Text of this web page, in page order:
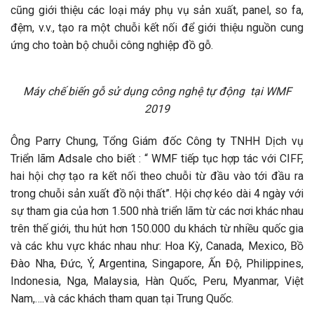
cũng giới thiệu các loại máy phụ vụ sản xuất, panel, so fa,
đệm, v.v., tạo ra một chuỗi kết nối để giới thiệu nguồn cung
ứng cho toàn bộ chuỗi công nghiệp đồ gỗ.
Máy chế biến gỗ sử dụng công nghệ tự động tại WMF
2019
Ông Parry Chung, Tổng Giám đốc Công ty TNHH Dịch vụ
Triển lãm Adsale cho biết : “ WMF tiếp tục hợp tác với CIFF,
hai hội chợ tạo ra kết nối theo chuỗi từ đầu vào tới đầu ra
trong chuỗi sản xuất đồ nội thất”. Hội chợ kéo dài 4 ngày với
sự tham gia của hơn 1.500 nhà triển lãm từ các nơi khác nhau
trên thế giới, thu hút hơn 150.000 du khách từ nhiều quốc gia
và các khu vực khác nhau như: Hoa Kỳ, Canada, Mexico, Bồ
Đào Nha, Đức, Ý, Argentina, Singapore, Ấn Độ, Philippines,
Indonesia, Nga, Malaysia, Hàn Quốc, Peru, Myanmar, Việt
Nam,….và các khách tham quan tại Trung Quốc.